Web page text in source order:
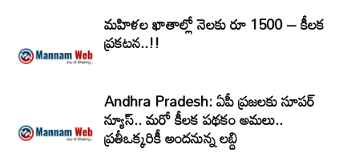
మహిళల ఖాతాల్లో నెలకు రూ 1500 – కీలక
ప్రకటన..!!
Andhra Pradesh: ఏపీ ప్రజలకు సూపర్
న్యూస్.. మరో కీలక పథకం అమలు..
ప్రతీఒక్కరికీ అందనున్న లబ్ది